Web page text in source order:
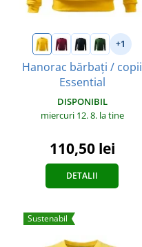
+1
Hanorac bărbați / copii
Essential
DISPONIBIL
miercuri 12. 8. la tine
110,50 lei
DETALII
Sustenabil